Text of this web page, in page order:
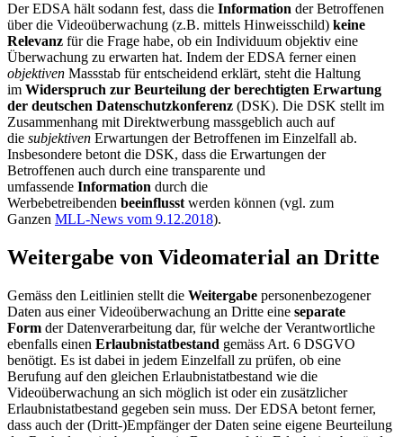
Der EDSA hält sodann fest, dass die Information der Betroffenen
über die Videoüberwachung (z.B. mittels Hinweisschild) keine
Relevanz für die Frage habe, ob ein Individuum objektiv eine
Überwachung zu erwarten hat. Indem der EDSA ferner einen
objektiven Massstab für entscheidend erklärt, steht die Haltung
im Widerspruch zur Beurteilung der berechtigten Erwartung
der deutschen Datenschutzkonferenz (DSK). Die DSK stellt im
Zusammenhang mit Direktwerbung massgeblich auch auf
die subjektiven Erwartungen der Betroffenen im Einzelfall ab.
Insbesondere betont die DSK, dass die Erwartungen der
Betroffenen auch durch eine transparente und
umfassende Information durch die
Werbebetreibenden beeinflusst werden können (vgl. zum
Ganzen MLL-News vom 9.12.2018).
Weitergabe von Videomaterial an Dritte
Gemäss den Leitlinien stellt die Weitergabe personenbezogener
Daten aus einer Videoüberwachung an Dritte eine separate
Form der Datenverarbeitung dar, für welche der Verantwortliche
ebenfalls einen Erlaubnistatbestand gemäss Art. 6 DSGVO
benötigt. Es ist dabei in jedem Einzelfall zu prüfen, ob eine
Berufung auf den gleichen Erlaubnistatbestand wie die
Videoüberwachung an sich möglich ist oder ein zusätzlicher
Erlaubnistatbestand gegeben sein muss. Der EDSA betont ferner,
dass auch der (Dritt-)Empfänger der Daten seine eigene Beurteilung